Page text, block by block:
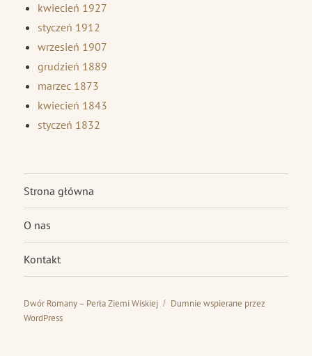
kwiecień 1927
styczeń 1912
wrzesień 1907
grudzień 1889
marzec 1873
kwiecień 1843
styczeń 1832
Strona główna
O nas
Kontakt
Dwór Romany – Perła Ziemi Wiskiej
Dumnie wspierane przez
WordPress